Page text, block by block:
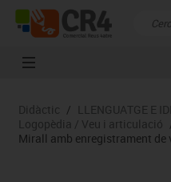
Didàctic / LLENGUATGE E
Logopèdia / Veu i articulació
Mirall amb enregistrament de